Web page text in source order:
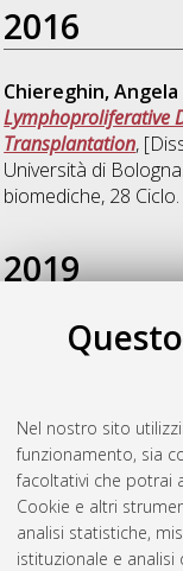
Nel nostro sito
funzionamento, sia
facoltativi che potrai
Cookie e altri
analisi statistiche,
istituzionale e
2016
Chiereghin, Angela
Lymphoproliferative
Transplantation,
Università di
biomediche, 28
2019
Piccirilli, Giulia
infection:
,
Università di
biomediche e
10.48676/unibo/
Questa lista e'